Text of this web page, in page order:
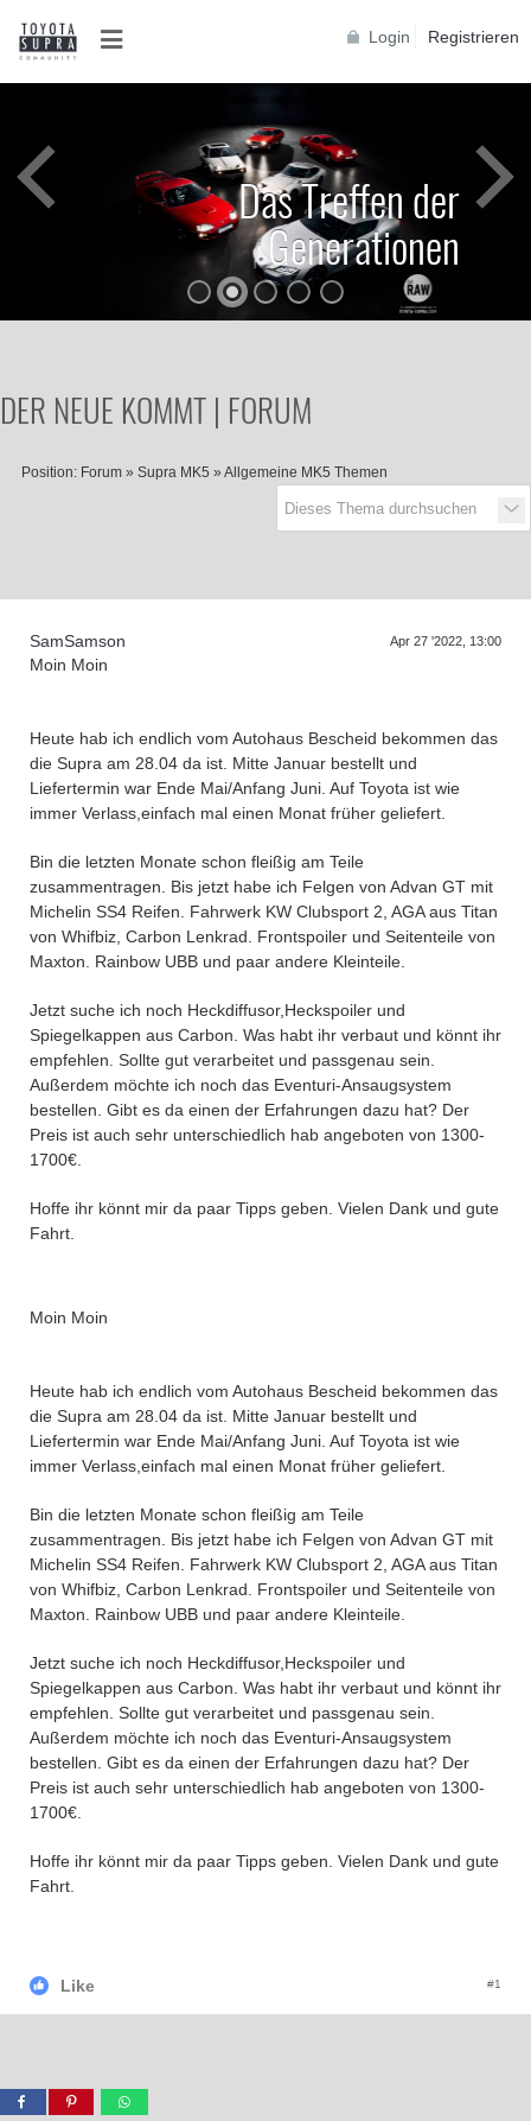
Login Registrieren
D
a
s
T
r
e
f
f
e
n
d
e
r
G
e
n
e
r
a
t
i
o
n
e
n
Das Treffen der
Generationen
DER NEUE KOMMT | FORUM
Position: Forum » Supra MK5 » Allgemeine MK5 Themen
SamSamson Apr 27 '2022, 13:00
Moin Moin
Heute hab ich endlich vom Autohaus Bescheid bekommen das
die Supra am 28.04 da ist. Mitte Januar bestellt und
Liefertermin war Ende Mai/Anfang Juni. Auf Toyota ist wie
immer Verlass,einfach mal einen Monat früher geliefert.
Bin die letzten Monate schon fleißig am Teile
zusammentragen. Bis jetzt habe ich Felgen von Advan GT mit
Michelin SS4 Reifen. Fahrwerk KW Clubsport 2, AGA aus Titan
von Whifbiz, Carbon Lenkrad. Frontspoiler und Seitenteile von
Maxton. Rainbow UBB und paar andere Kleinteile.
Jetzt suche ich noch Heckdiffusor,Heckspoiler und
Spiegelkappen aus Carbon. Was habt ihr verbaut und könnt ihr
empfehlen. Sollte gut verarbeitet und passgenau sein.
Außerdem möchte ich noch das Eventuri-Ansaugsystem
bestellen. Gibt es da einen der Erfahrungen dazu hat? Der
Preis ist auch sehr unterschiedlich hab angeboten von 1300-
1700€.
Hoffe ihr könnt mir da paar Tipps geben. Vielen Dank und gute
Fahrt.
Moin Moin
Heute hab ich endlich vom Autohaus Bescheid bekommen das
die Supra am 28.04 da ist. Mitte Januar bestellt und
Liefertermin war Ende Mai/Anfang Juni. Auf Toyota ist wie
immer Verlass,einfach mal einen Monat früher geliefert.
Bin die letzten Monate schon fleißig am Teile
zusammentragen. Bis jetzt habe ich Felgen von Advan GT mit
Michelin SS4 Reifen. Fahrwerk KW Clubsport 2, AGA aus Titan
von Whifbiz, Carbon Lenkrad. Frontspoiler und Seitenteile von
Maxton. Rainbow UBB und paar andere Kleinteile.
Jetzt suche ich noch Heckdiffusor,Heckspoiler und
Spiegelkappen aus Carbon. Was habt ihr verbaut und könnt ihr
empfehlen. Sollte gut verarbeitet und passgenau sein.
Außerdem möchte ich noch das Eventuri-Ansaugsystem
bestellen. Gibt es da einen der Erfahrungen dazu hat? Der
Preis ist auch sehr unterschiedlich hab angeboten von 1300-
1700€.
Hoffe ihr könnt mir da paar Tipps geben. Vielen Dank und gute
Fahrt.
Like #1